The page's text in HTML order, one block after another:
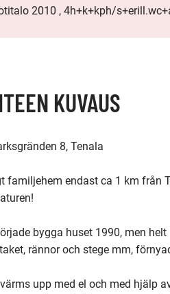
2010 , 4h+k+kph/
KUVAUS
8, Tenala
familjehem endast ca 1 km från
bygga huset 1990, men
rännor och stege mm,
upp med el och med hjälp